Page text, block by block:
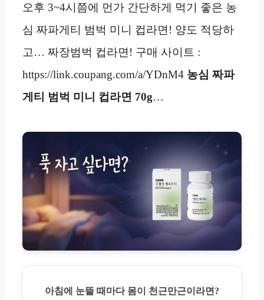
오후 3~4시쯤에 먼가 간단하게 먹기 좋은 농
심 짜파게티 범벅 미니 컵라면! 양도 적당하
고… 짜장범벅 컵라면! 구매 사이트 :
https://link.coupang.com/a/YDnM4 농심 짜파
게티 범벅 미니 컵라면 70g…
아침에 눈뜰 때마다 몸이 천근만근이라면?